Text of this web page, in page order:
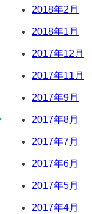
2018年2月
2018年1月
2017年12月
2017年11月
2017年9月
2017年8月
2017年7月
2017年6月
2017年5月
2017年4月